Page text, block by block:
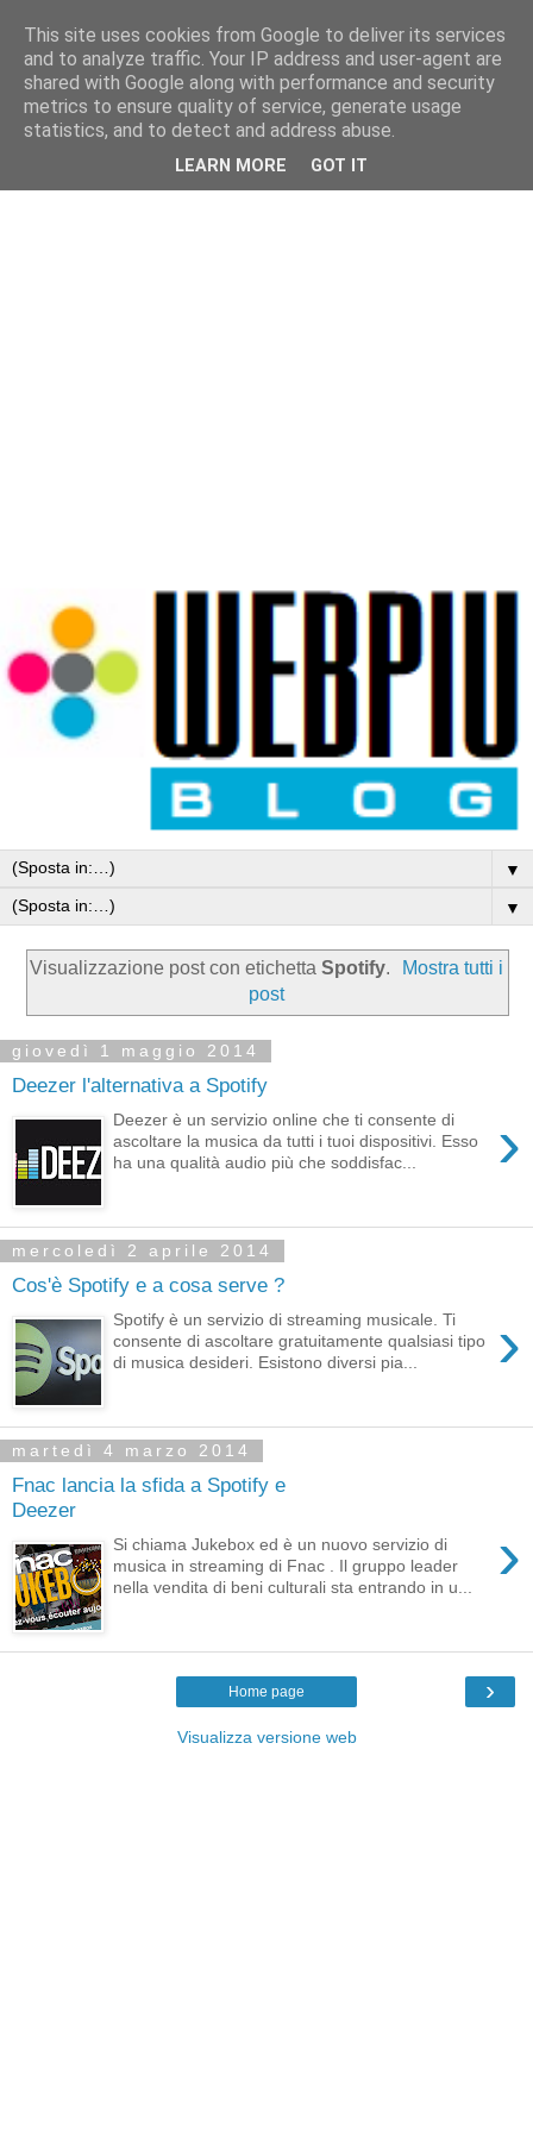
▼
▼
Visualizzazione post con etichetta Spotify.
Mostra tutti i
post
giovedì 1 maggio 2014
Deezer l'alternativa a Spotify
›
Deezer è un servizio online che ti consente di
ascoltare la musica da tutti i tuoi dispositivi. Esso
ha una qualità audio più che soddisfac...
mercoledì 2 aprile 2014
Cos'è Spotify e a cosa serve ?
›
Spotify è un servizio di streaming musicale. Ti
consente di ascoltare gratuitamente qualsiasi tipo
di musica desideri. Esistono diversi pia...
martedì 4 marzo 2014
Fnac lancia la sfida a Spotify e
Deezer
›
Si chiama Jukebox ed è un nuovo servizio di
musica in streaming di Fnac . Il gruppo leader
nella vendita di beni culturali sta entrando in u...
›
Home page
Visualizza versione web
This site uses cookies from Google to deliver its services
and to analyze traffic. Your IP address and user-agent are
shared with Google along with performance and security
metrics to ensure quality of service, generate usage
statistics, and to detect and address abuse.
LEARN MORE GOT IT